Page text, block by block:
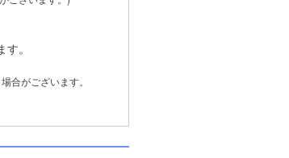
。
合がございます。